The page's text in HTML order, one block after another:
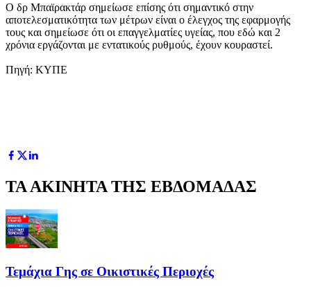
Ο δρ Μπαϊρακτάρ σημείωσε επίσης ότι σημαντικό στην
αποτελεσματικότητα των μέτρων είναι ο έλεγχος της εφαρμογής
τους και σημείωσε ότι οι επαγγελματίες υγείας, που εδώ και 2
χρόνια εργάζονται με εντατικούς ρυθμούς, έχουν κουραστεί.
Πηγή: ΚΥΠΕ
ΤΑ ΑΚΙΝΗΤΑ ΤΗΣ ΕΒΔΟΜΑΔΑΣ
Τεμάχια Γης σε Οικιστικές Περιοχές